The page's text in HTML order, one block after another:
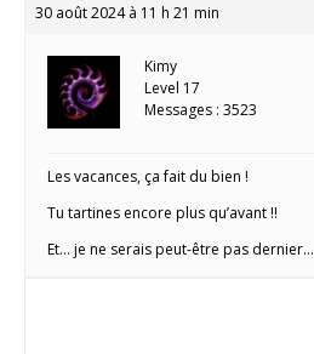
30 août 2024 à 11 h 21 min
Kimy
Level 17
Messages : 3523
Les vacances, ça fait du bien !
Tu tartines encore plus qu’avant !!
Et… je ne serais peut-être pas dernier…